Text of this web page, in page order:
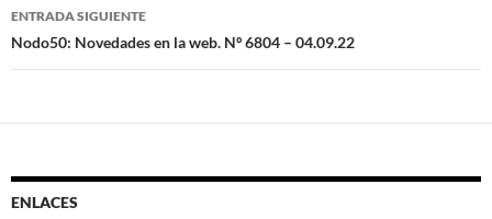
entradas
ENTRADA SIGUIENTE
Nodo50: Novedades en la web. Nº 6804 – 04.09.22
ENLACES